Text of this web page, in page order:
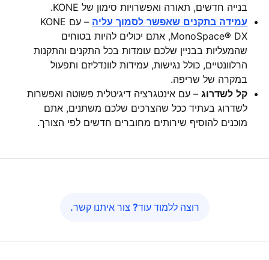
בנייה חדשים, תאורה ואפשרויות סימון של KONE.
עמידה בתקנים שאפשר לסמוך עליה
– עם KONE
MonoSpace® DX, אתם יכולים להיות בטוחים
שהמעליות בבניין שלכם עומדות בכל התקנים והתקנות
הרלוונטיים, כולל נגישות, עמידות לוונדליזם ותפעול
במקרה של שריפה.
קל לשדרוג – עם אינטגרציה דיגיטלית פשוטה ואפשרות
לשדרוג בעתיד ככל שהצרכים שלכם משתנים, אתם
מוכנים להוסיף שירותים מחוברים חדשים לפי הצורך.
רוצה ללמוד עוד? צור איתנו קשר.